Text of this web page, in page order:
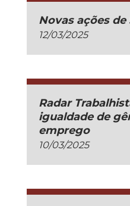
Novas ações de
12/03/2025
Radar
igualdade de
emprego
10/03/2025